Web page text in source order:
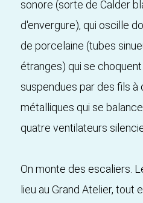
sonore (sorte de Calder
d'envergure), qui oscille
de porcelaine (tubes
étranges) qui se
suspendues par des fils à
métalliques qui se
quatre ventilateurs
On monte des escaliers.
lieu au Grand Atelier, tout